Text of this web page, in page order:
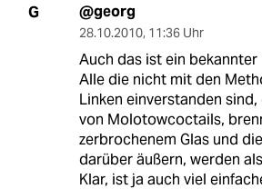
G @georg
28.10.2010, 11:36 Uhr
Auch das ist ein bekannter
Alle die nicht mit den
Linken einverstanden
von Molotowcoctails,
zerbrochenem Glas und
darüber äußern, werden
Klar, ist ja auch viel